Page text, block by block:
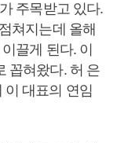
주목받고 있다.
쳐지는데 올해
끌게 된다. 이
꼽혀왔다. 허 은
이 대표의 연임